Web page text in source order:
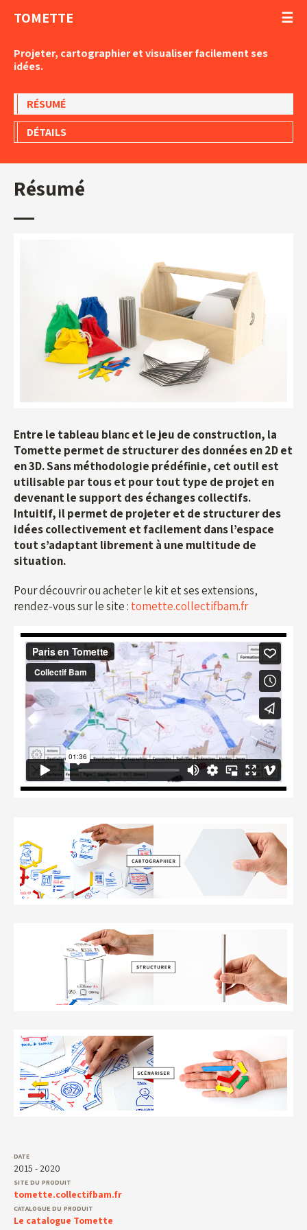
TOMETTE
Projeter, cartographier et visualiser facilement ses
idées.
RÉSUMÉ
DÉTAILS
Résumé
Entre le tableau blanc et le jeu de construction, la
Tomette permet de structurer des données en 2D et
en 3D. Sans méthodologie prédéfinie, cet outil est
utilisable par tous et pour tout type de projet en
devenant le support des échanges collectifs.
Intuitif, il permet de projeter et de structurer des
idées collectivement et facilement dans l’espace
tout s’adaptant librement à une multitude de
situation.
Pour découvrir ou acheter le kit et ses extensions,
rendez-vous sur le site : tomette.collectifbam.fr
2015 - 2020
tomette.collectifbam.fr
Le catalogue Tomette